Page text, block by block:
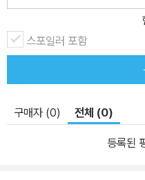
스포일러 포함
구매자 (0) 전체 (0)
등록된